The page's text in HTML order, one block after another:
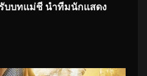
บบทแม่ชี นำทีมนักแสดง